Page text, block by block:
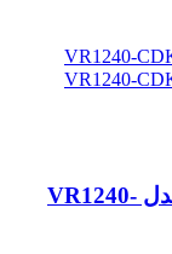
کیت دریل شارژی 40 پارچه ویوارکس مدل VR1240-